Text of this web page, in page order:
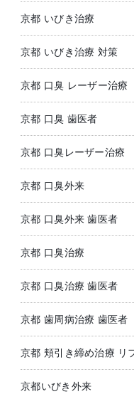
京都 いびき治療
京都 いびき治療 対策
京都 口臭 レーザー治療
京都 口臭 歯医者
京都 口臭レーザー治療
京都 口臭外来
京都 口臭外来 歯医者
京都 口臭治療
京都 口臭治療 歯医者
京都 歯周病治療 歯医者
京都 頬引き締め治療 リ
京都いびき外来